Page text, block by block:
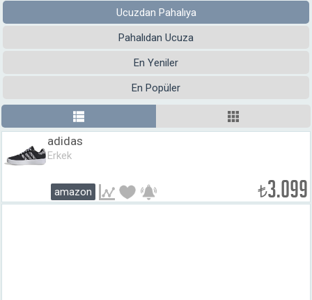
Ucuzdan Pahalıya
Pahalıdan Ucuza
En Yeniler
En Popüler
adidas
Erkek
amazon ₺3.099